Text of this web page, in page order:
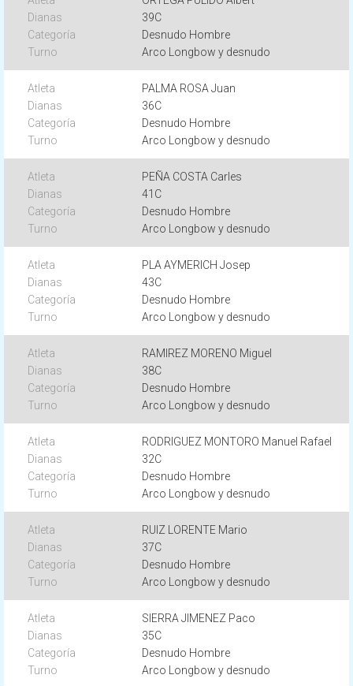
39C
Desnudo Hombre
Arco Longbow y desnudo
PALMA ROSA Juan
36C
Desnudo Hombre
Arco Longbow y desnudo
PEÑA COSTA Carles
41C
Desnudo Hombre
Arco Longbow y desnudo
PLA AYMERICH Josep
43C
Desnudo Hombre
Arco Longbow y desnudo
RAMIREZ MORENO Miguel
38C
Desnudo Hombre
Arco Longbow y desnudo
RODRIGUEZ MONTORO Manuel Rafael
32C
Desnudo Hombre
Arco Longbow y desnudo
RUIZ LORENTE Mario
37C
Desnudo Hombre
Arco Longbow y desnudo
SIERRA JIMENEZ Paco
35C
Desnudo Hombre
Arco Longbow y desnudo